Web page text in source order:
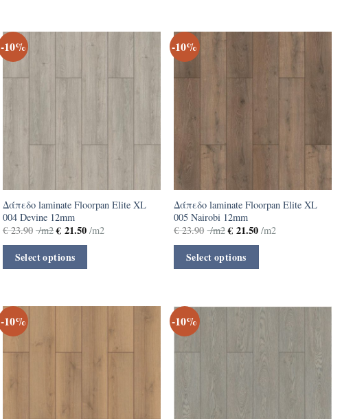
-10%
Δάπεδο laminate Floorpan Elite XL
004 Devine 12mm
€23.90 /m2 € 21.50 /m2
Select options
-10%
Δάπεδο laminate Floorpan Elite XL
005 Nairobi 12mm
€23.90 /m2 €21.50/m2
Select options
-10% -10%